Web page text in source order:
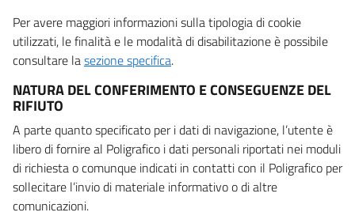
Per avere maggiori informazioni sulla tipologia di cookie
utilizzati, le finalità e le modalità di disabilitazione è possibile
consultare lasezione specifica.
NATURA DEL CONFERIMENTO E CONSEGUENZE DEL
RIFIUTO
A parte quanto specificato per i dati di navigazione, l’utente è
libero di fornire al Poligrafico i dati personali riportati nei moduli
di richiesta o comunque indicati in contatti con il Poligrafico per
sollecitare l’invio di materiale informativo o di altre
comunicazioni.